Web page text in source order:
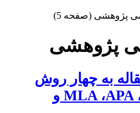
پژوهشی (صفحه 5)
پژوهشی
به چهار روش
مختلف ؛ MLA ،APA ،HARVARD و